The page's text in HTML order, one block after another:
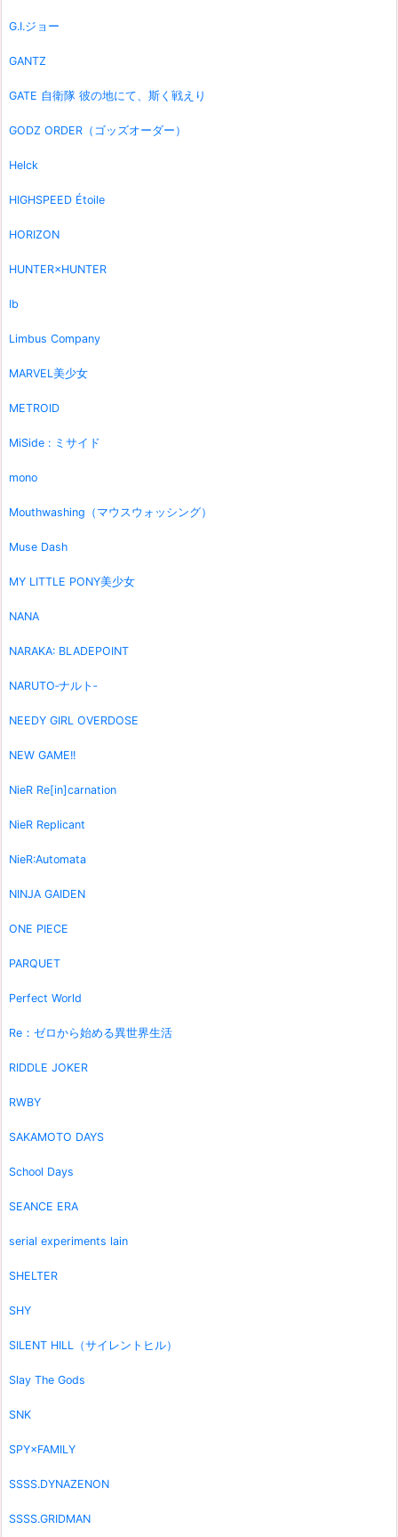
G.I.ジョー
GANTZ
GATE 自衛隊 彼の地にて、斯く戦えり
GODZ ORDER（ゴッズオーダー）
Helck
HIGHSPEED Étoile
HORIZON
HUNTER×HUNTER
Ib
Limbus Company
MARVEL美少女
METROID
MiSide : ミサイド
mono
Mouthwashing（マウスウォッシング）
Muse Dash
MY LITTLE PONY美少女
NANA
NARAKA: BLADEPOINT
NARUTO‐ナルト‐
NEEDY GIRL OVERDOSE
NEW GAME!!
NieR Re[in]carnation
NieR Replicant
NieR:Automata
NINJA GAIDEN
ONE PIECE
PARQUET
Perfect World
Re：ゼロから始める異世界生活
RIDDLE JOKER
RWBY
SAKAMOTO DAYS
School Days
SEANCE ERA
serial experiments lain
SHELTER
SHY
SILENT HILL（サイレントヒル）
Slay The Gods
SNK
SPY×FAMILY
SSSS.DYNAZENON
SSSS.GRIDMAN